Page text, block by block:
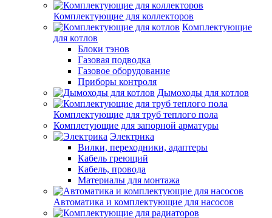
Комплектующие для коллекторов
Комплектующие
для котлов
Блоки тэнов
Газовая подводка
Газовое оборудование
Приборы контроля
Дымоходы для котлов
Комплектующие для труб теплого пола
Комплетующие для запорной арматуры
Электрика
Вилки, переходники, адаптеры
Кабель греющий
Кабель, провода
Материалы для монтажа
Автоматика и комплектующие для насосов